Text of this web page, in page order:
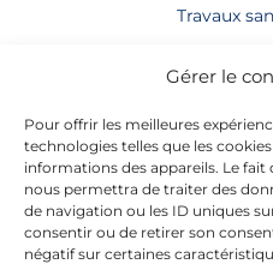
Gérer le
Pour offrir les meilleures
technologies telles que les
informations des appareils. Le
nous permettra de traiter des
de navigation ou les ID uniques
consentir ou de retirer son
négatif sur certaines
Travaux
Adresse : 13,
94460